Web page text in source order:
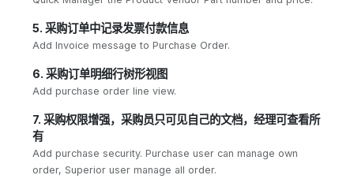
5. 采购订单中记录发票付款信息
Add Invoice message to Purchase Order.
6. 采购订单明细行树形视图
Add purchase order line view.
7. 采购权限增强，采购员只可见自己的文档，经理可查看所
有
Add purchase security. Purchase user can manage own
order, Superior user manage all order.